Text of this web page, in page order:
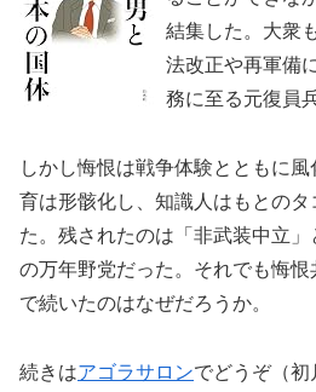
結集した。大衆
法改正や再軍備
務に至る元復員
しかし悔恨は戦争体験とともに
育は形骸化し、知識人はもとの
た。残されたのは「非武装中立
の万年野党だった。それでも悔恨
で続いたのはなぜだろうか。
続きはアゴラサロンでどうぞ（初